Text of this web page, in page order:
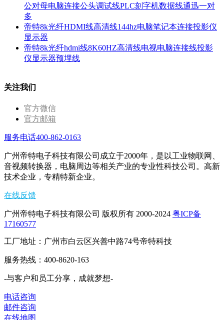
公对母电脑连接公头调试线PLC刻字机数据线通迅一对
多
帝特8k光纤HDMI线高清线144hz电脑笔记本连接投影仪
显示器
帝特8k光纤hdmi线8K60HZ高清线电视电脑连接线投影
仪显示器预埋线
关注我们
官方微信
官方邮箱
服务电话400-862-0163
广州帝特电子科技有限公司成立于2000年，是以工业物联网、
音视频转换器，电脑周边等相关产业的专业性科技公司。高新
技术企业，专精特新企业。
在线反馈
广州帝特电子科技有限公司 版权所有 2000-2024 粤ICP备
17160577
工厂地址：广州市白云区兴善中路74号帝特科技
服务热线：400-8620-163
-与客户和员工分享，成就梦想-
电话咨询
邮件咨询
在线地图